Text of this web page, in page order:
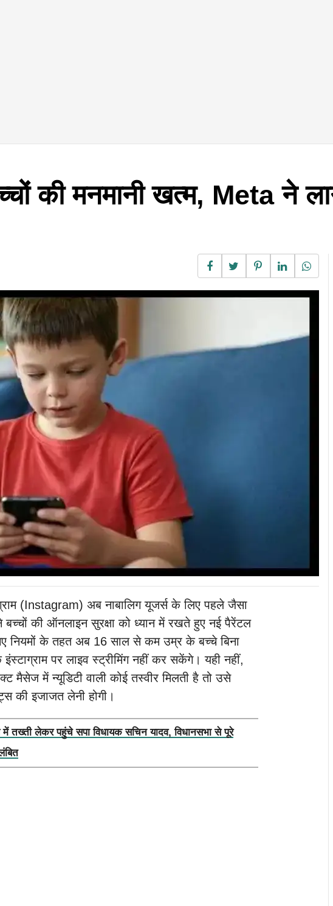
की मनमानी खत्म, Meta ने
(Instagram) अब नाबालिग यूजर्स के लिए पहले जैसा
की ऑनलाइन सुरक्षा को ध्यान में रखते हुए नई पैरेंटल
नियमों के तहत अब 16 साल से कम उम्र के बच्चे बिना
पर लाइव स्ट्रीमिंग नहीं कर सकेंगे। यही नहीं,
मैसेज में न्यूडिटी वाली कोई तस्वीर मिलती है तो उसे
की इजाजत लेनी होगी।
तख्ती लेकर पहुंचे सपा विधायक सचिन यादव, विधानसभा से पूरे